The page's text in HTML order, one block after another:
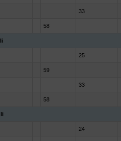
33
58
25
59
33
58
24